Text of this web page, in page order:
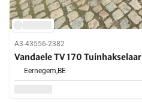
A3-43556-2382
Vandaele TV 170 Tuinhakselaar
Eernegem,BE